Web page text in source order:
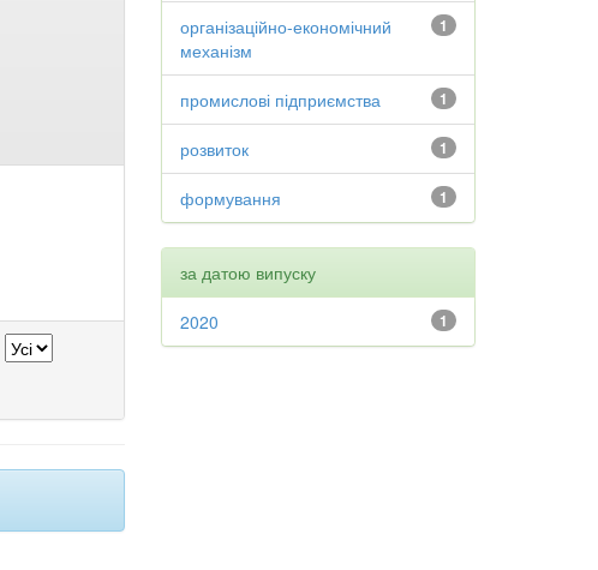
1
організаційно-економічний
механізм
1
промислові підприємства
1
розвиток
1
формування
за датою випуску
1
2020